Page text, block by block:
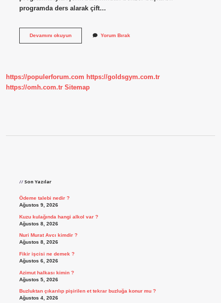
programda ders alarak çift…
Devamını okuyunÇap
Yorum Bırak
https://populerforum.com https://goldsgym.com.tr
https://omh.com.tr Sitemap
Son Yazılar
Ödeme talebi nedir ?
Ağustos 9, 2026
Kuzu kulağında hangi alkol var ?
Ağustos 8, 2026
Nuri Murat Avcı kimdir ?
Ağustos 8, 2026
Fikir işcisi ne demek ?
Ağustos 6, 2026
Azimut halkası kimin ?
Ağustos 5, 2026
Buzluktan çıkarılıp pişirilen et tekrar buzluğa konur mu ?
Ağustos 4, 2026